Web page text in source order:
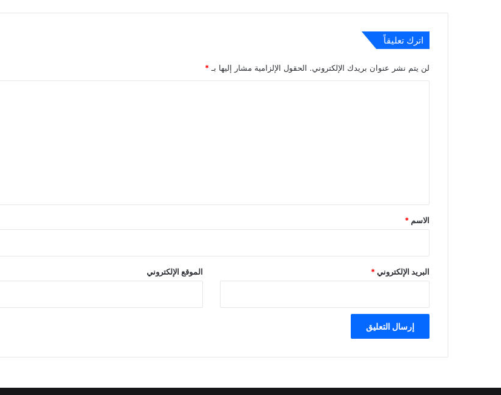
اترك تعليقاً
لن يتم نشر عنوان بريدك الإلكتروني. الحقول الإلزامية مشار إليها بـ *
*
الاسم *
البريد الإلكتروني* الموقع الإلكتروني